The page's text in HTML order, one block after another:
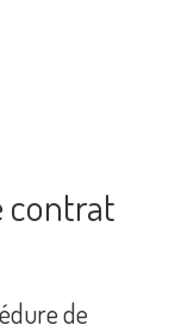
contrat
de